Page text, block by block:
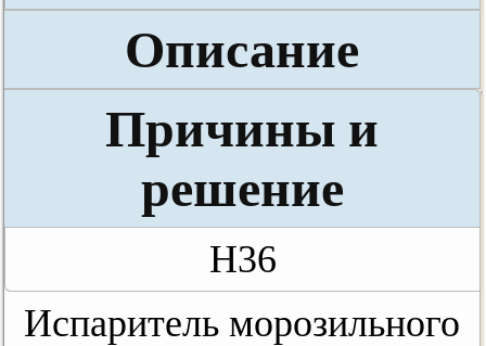
Описание
Причины и
решение
H36
Испаритель морозильного